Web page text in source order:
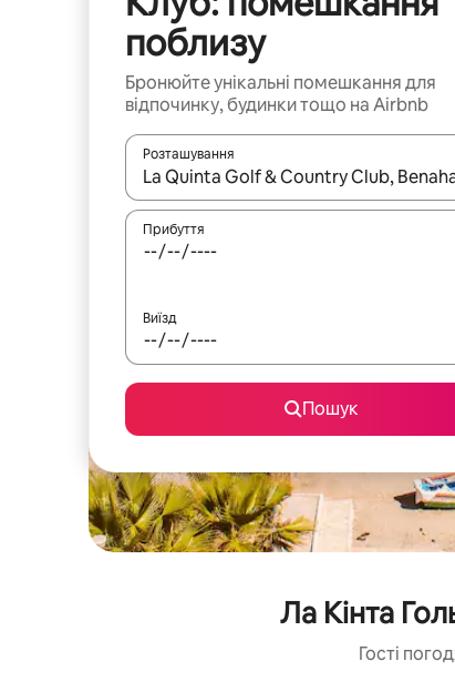
поблизу
Бронюйте унікальні помешкання для
відпочинку, будинки тощо на Airbnb
Розташування
Отримавши результати пошуку,
Прибуття
Виїзд
Пошук
Ла Кінта
Гості